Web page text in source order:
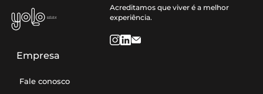
Acreditamos que viver é a melhor
experiência.
Empresa
Fale conosco